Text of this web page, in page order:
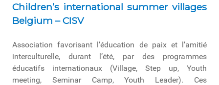
Children’s international summer villages
Belgium – CISV
Association favorisant l’éducation de paix et l’amitié
interculturelle, durant l’été, par des programmes
éducatifs internationaux (Village, Step up, Youth
meeting, Seminar Camp, Youth Leader). Ces